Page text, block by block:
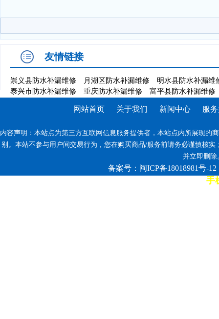
友情链接
崇义县防水补漏维修 月湖区防水补漏维修
明水县防水补漏维
泰兴市防水补漏维修
重庆防水补漏维修 富平县防水补漏维修
网站首页 关于我们 新闻中心 服
内容声明：本站点为第三方互联网信息服务提供者，本站点内所展现的
别。本站不参与用户间交易行为，您在购买商品/服务前请务必谨慎核
并立即删除
备案号：闽ICP备18018981号-12
7*12小时客服热线: 康师傅手